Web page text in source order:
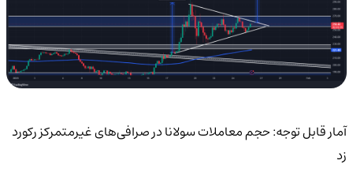
آمار قابل توجه: حجم معاملات سولانا در صرافی‌های غیرمتمرکز رکورد
زد